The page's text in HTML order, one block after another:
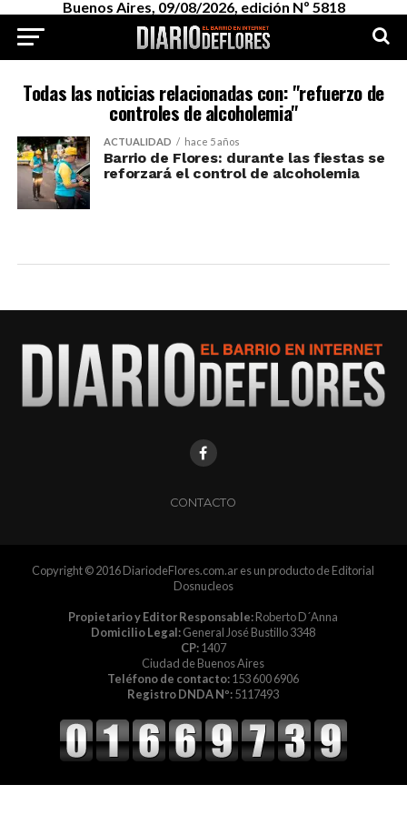
Buenos Aires, 09/08/2026, edición Nº 5818
Todas las noticias relacionadas con: "refuerzo de
controles de alcoholemia"
ACTUALIDAD hace 5 años
Barrio de Flores: durante las fiestas se
reforzará el control de alcoholemia
CONTACTO
Copyright © 2016 DiariodeFlores.com.ar es un producto de Editorial
Dosnucleos
Propietario y Editor Responsable:Roberto D´Anna
Domicilio Legal:General José Bustillo 3348
CP:1407
Ciudad de Buenos Aires
Teléfono de contacto:153 600 6906
Registro DNDA Nº:5117493